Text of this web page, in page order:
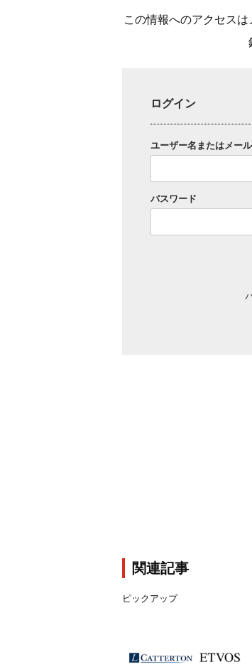
この情報へのアクセス
ログイン
ユーザー名またはメー
パスワード
関連記事
ピックアップ